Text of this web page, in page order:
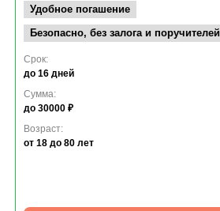
Удобное погашение
Безопасно, без залога и поручителей
Срок:
до 16 дней
Сумма:
до 30000 ₽
Возраст:
от 18 до 80 лет